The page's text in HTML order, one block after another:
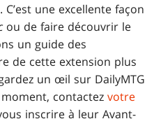
une excellente façon
ou de faire découvrir le
un guide des
de cette extension plus
un œil sur DailyMTG
contactezvotre
inscrire à leur Avant-